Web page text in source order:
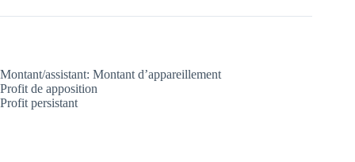
Montant/assistant: Montant d’appareillement
Profit de apposition
Profit persistant